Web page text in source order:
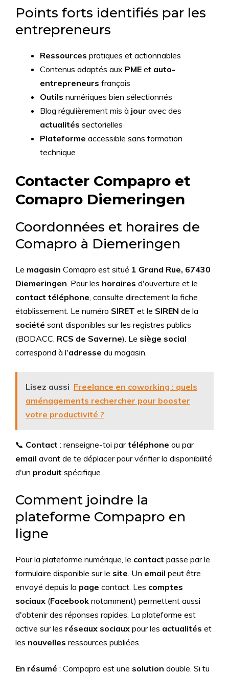
Points forts identifiés par les
entrepreneurs
Ressources pratiques et actionnables
Contenus adaptés aux PME et auto-
entrepreneurs français
Outils numériques bien sélectionnés
Blog régulièrement mis à jour avec des
actualités sectorielles
Plateforme accessible sans formation
technique
Contacter Compapro et
Comapro Diemeringen
Coordonnées et horaires de
Comapro à Diemeringen
Le magasin Comapro est situé 1 Grand Rue, 67430
Diemeringen. Pour les horaires d'ouverture et le
contact téléphone, consulte directement la fiche
établissement. Le numéro SIRET et le SIREN de la
société sont disponibles sur les registres publics
(BODACC, RCS de Saverne). Le siège social
correspond à l'adresse du magasin.
Lisez aussi Freelance en coworking : quels
aménagements rechercher pour booster
votre productivité ?
📞 Contact : renseigne-toi partéléphone ou par
email avant de te déplacer pour vérifier la disponibilité
d'un produit spécifique.
Comment joindre la
plateforme Compapro en
ligne
Pour la plateforme numérique, le contact passe par le
formulaire disponible sur le site. Un email peut être
envoyé depuis la page contact. Les comptes
sociaux (Facebook notamment) permettent aussi
d'obtenir des réponses rapides. La plateforme est
active sur les réseaux sociaux pour les actualités et
les nouvelles ressources publiées.
En résumé : Compapro est une solution double. Si tu